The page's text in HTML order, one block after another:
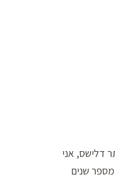
דלישס, אני
מספר שנים